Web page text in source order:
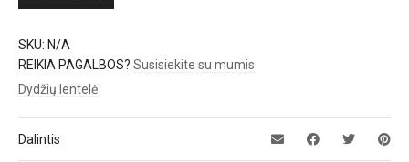
SKU: N/A
REIKIA PAGALBOS? Susisiekite su mumis
Dydžių lentelė
Dalintis